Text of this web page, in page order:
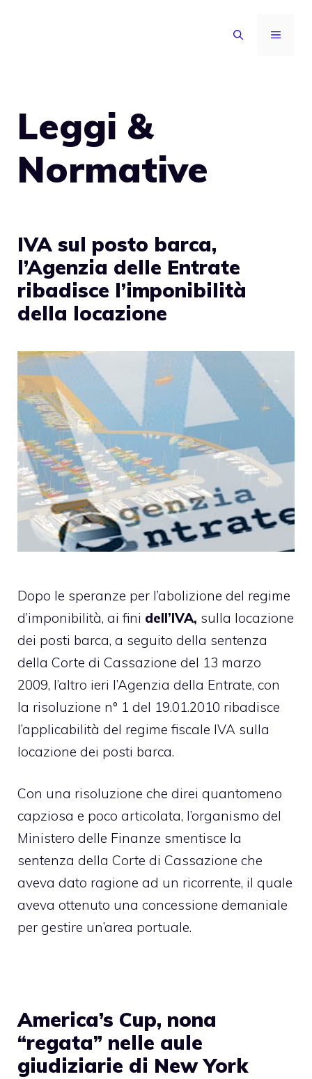
MENU
Leggi &
Normative
IVA sul posto barca,
l’Agenzia delle Entrate
ribadisce l’imponibilità
della locazione
Dopo le speranze per l’abolizione del regime
d’imponibilità, ai fini dell’IVA, sulla locazione
dei posti barca, a seguito della sentenza
della Corte di Cassazione del 13 marzo
2009, l’altro ieri l’Agenzia della Entrate, con
la risoluzione n° 1 del 19.01.2010 ribadisce
l’applicabilità del regime fiscale IVA sulla
locazione dei posti barca.
Con una risoluzione che direi quantomeno
capziosa e poco articolata, l’organismo del
Ministero delle Finanze smentisce la
sentenza della Corte di Cassazione che
aveva dato ragione ad un ricorrente, il quale
aveva ottenuto una concessione demaniale
per gestire un’area portuale.
America’s Cup, nona
“regata” nelle aule
giudiziarie di New York